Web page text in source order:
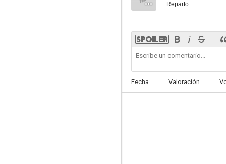
Reparto
Fecha Valoración